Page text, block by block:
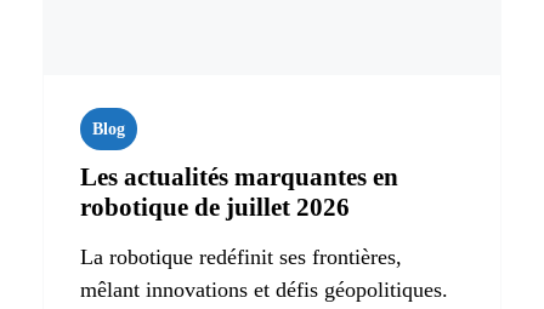
Blog
Les actualités marquantes en
robotique de juillet 2026
La robotique redéfinit ses frontières,
mêlant innovations et défis géopolitiques.